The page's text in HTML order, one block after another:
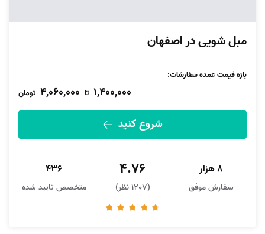
مبل شویی در اصفهان
بازه قیمت عمده سفارشات:
1,400,000 تا 4,060,000 تومان
شروع کنید
8 هزار
سفارش موفق
4.76
(1207 نظر)
436
متخصص تایید شده